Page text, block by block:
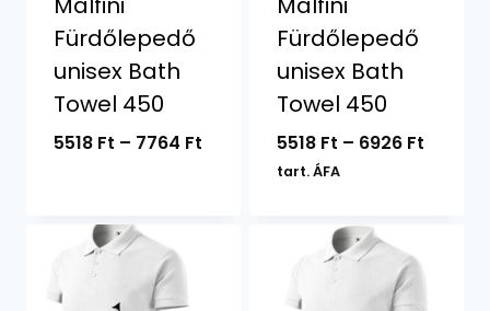
Fürdőlepedő
unisex Bath
Towel 450
5518 Ft – 7764 FtÁrtartomány:
Fürdőlepedő
unisex Bath
Towel 450
5518 Ft – 6926 Ft
tart. ÁFA